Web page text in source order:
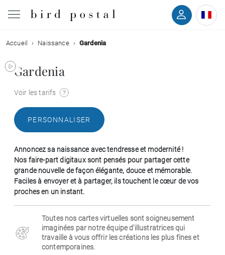
Mariage
Naissance
Communion
Décès
Anniversaire
Entreprise
Accueil Naissance Gardenia
Gardenia
Voir les tarifs
PERSONNALISER
Annoncez sa naissance avec tendresse et modernité !
Nos faire-part digitaux sont pensés pour partager cette
grande nouvelle de façon élégante, douce et mémorable.
Faciles à envoyer et à partager, ils touchent le cœur de vos
proches en un instant.
Toutes nos cartes virtuelles sont soigneusement
imaginées par notre équipe d'illustratrices qui
travaille à vous offrir les créations les plus fines et
contemporaines.